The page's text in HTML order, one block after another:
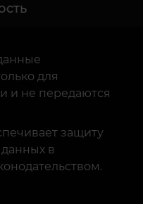
для
и не передаются
защиту
в